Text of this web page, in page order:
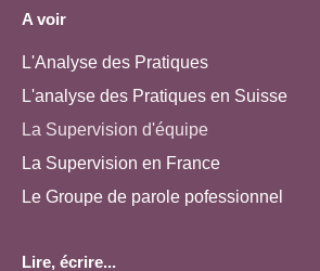
A voir
L'Analyse des Pratiques
L'analyse des Pratiques en Suisse
La Supervision d'équipe
La Supervision en France
Le Groupe de parole pofessionnel
Lire, écrire...